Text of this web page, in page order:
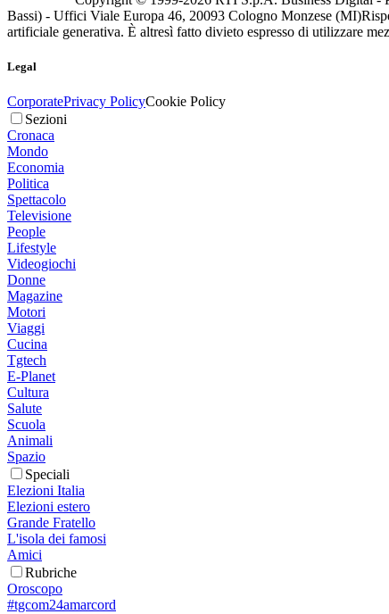
Bassi) - Uffici Viale Europa 46, 20093 Cologno Monzese (MI)
artificiale generativa. È altresì fatto divieto espresso di utilizzare
Legal
CorporatePrivacy PolicyCookie Policy
Sezioni
Cronaca
Mondo
Economia
Politica
Spettacolo
Televisione
People
Lifestyle
Videogiochi
Donne
Magazine
Motori
Viaggi
Cucina
Tgtech
E-Planet
Cultura
Salute
Scuola
Animali
Spazio
Speciali
Elezioni Italia
Elezioni estero
Grande Fratello
L'isola dei famosi
Amici
Rubriche
Oroscopo
#tgcom24amarcord